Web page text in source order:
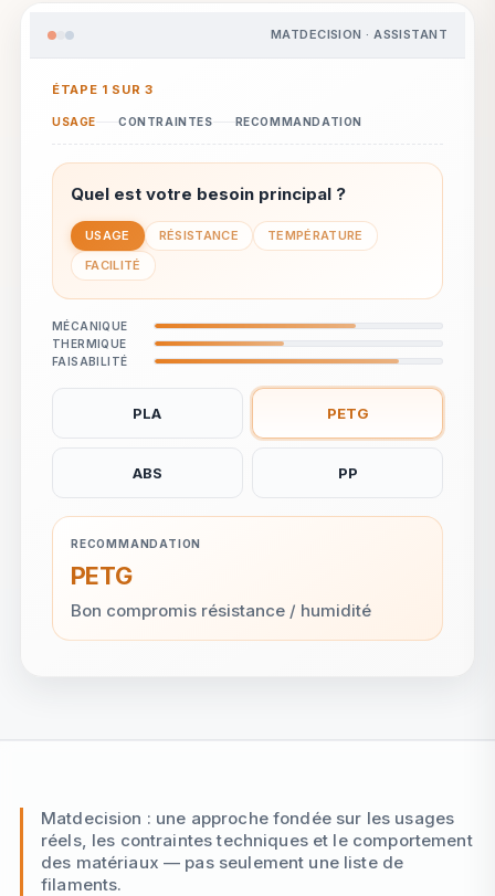
MATDECISION · ASSISTANT
ÉTAPE 1 SUR 3
USAGE CONTRAINTES RECOMMANDATION
Quel est votre besoin principal ?
USAGE RÉSISTANCE
TEMPÉRATURE
FACILITÉ
MÉCANIQUE
THERMIQUE
FAISABILITÉ
PLA PETG
ABS PP
RECOMMANDATION
PETG
Bon compromis résistance / humidité
Matdecision : une approche fondée sur les usages
réels, les contraintes techniques et le comportement
des matériaux — pas seulement une liste de
filaments.